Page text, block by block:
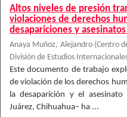
Altos niveles de presión
violaciones de derechos
desapariciones y
Anaya Muñoz, Alejandro (Centro
División de Estudios
Este documento de trabajo
de violación de los derechos
la desaparición y el
Juárez, Chihuahua– ha ...